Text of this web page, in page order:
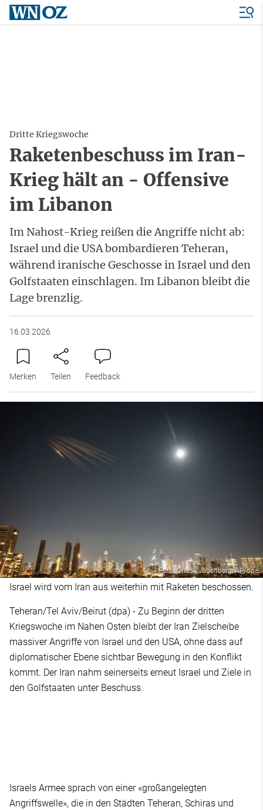
Dritte Kriegswoche
Raketenbeschuss im Iran-
Krieg hält an - Offensive
im Libanon
Im Nahost-Krieg reißen die Angriffe nicht ab:
Israel und die USA bombardieren Teheran,
während iranische Geschosse in Israel und den
Golfstaaten einschlagen. Im Libanon bleibt die
Lage brenzlig.
16.03.2026
Merken Teilen Feedback
Foto: Ohad Zwigenberg/AP/dpa
Israel wird vom Iran aus weiterhin mit Raketen beschossen.
Teheran/Tel Aviv/Beirut (dpa) - Zu Beginn der dritten
Kriegswoche im Nahen Osten bleibt der Iran Zielscheibe
massiver Angriffe von Israel und den USA, ohne dass auf
diplomatischer Ebene sichtbar Bewegung in den Konflikt
kommt. Der Iran nahm seinerseits erneut Israel und Ziele in
den Golfstaaten unter Beschuss.
Israels Armee sprach von einer «großangelegten
Angriffswelle», die in den Städten Teheran, Schiras und